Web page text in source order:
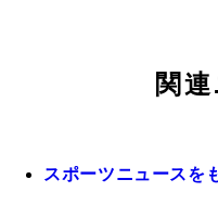
関
スポーツニュースを